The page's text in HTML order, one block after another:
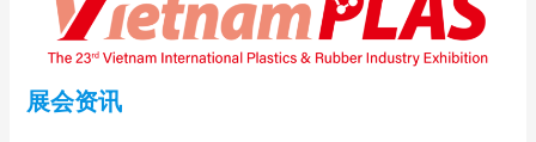
展会资讯